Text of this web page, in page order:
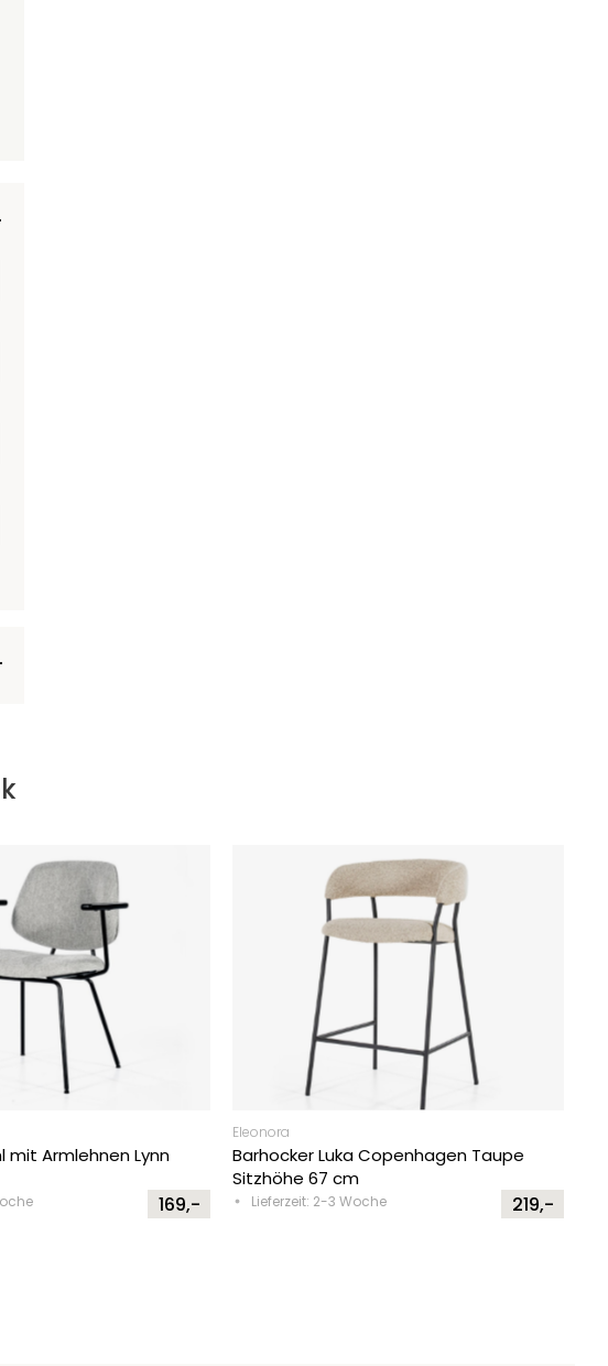
mit Armlehnen Lynn
169,-
Eleonora
Barhocker Luka Copenhagen Taupe
Sitzhöhe 67 cm
Lieferzeit: 2-3 Woche 219,-